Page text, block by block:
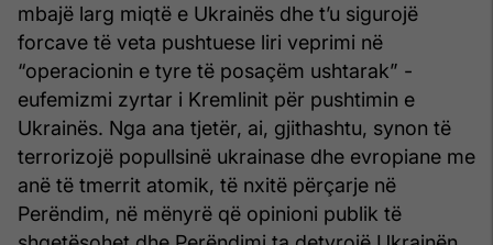
mbajë larg miqtë e Ukrainës dhe t’u sigurojë
forcave të veta pushtuese liri veprimi në
“operacionin e tyre të posaçëm ushtarak” -
eufemizmi zyrtar i Kremlinit për pushtimin e
Ukrainës. Nga ana tjetër, ai, gjithashtu, synon të
terrorizojë popullsinë ukrainase dhe evropiane me
anë të tmerrit atomik, të nxitë përçarje në
Perëndim, në mënyrë që opinioni publik të